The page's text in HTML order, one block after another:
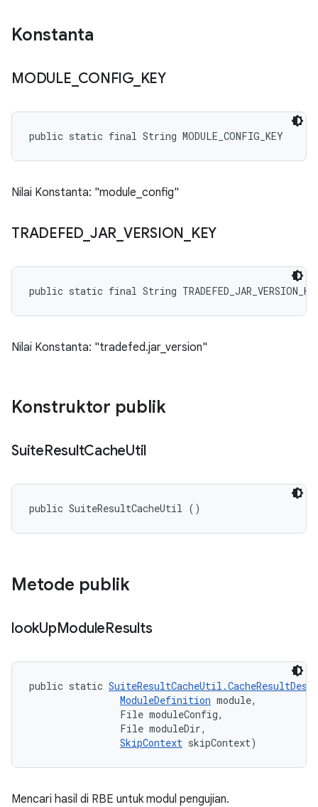
Konstanta
MODULE CONFIG_ KEY
public static final String MODULE_CONFIG_KEY
Nilai Konstanta: "module_config"
TRADEFED JAR VERSION KEY
public static final String
Nilai Konstanta: "tradefed.jar_version"
Konstruktor publik
SuiteResultCacheUtil
public SuiteResultCacheUtil ()
Metode publik
lookUpModuleResults
public static
ModuleDefinition module,
                File moduleConfig,
                File moduleDir,
SkipContext skipContext)
Mencari hasil di RBE untuk modul pengujian.